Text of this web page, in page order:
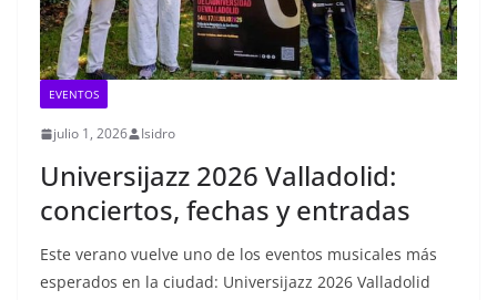
EVENTOS
julio 1, 2026 Isidro
Universijazz 2026 Valladolid:
conciertos, fechas y entradas
Este verano vuelve uno de los eventos musicales más
esperados en la ciudad: Universijazz 2026 Valladolid